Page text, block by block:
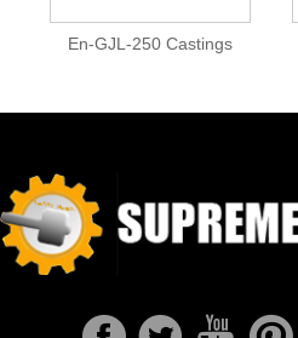
En-GJL-250 Castings